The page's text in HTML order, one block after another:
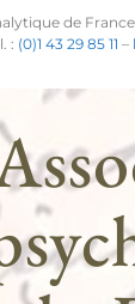
de
: (0)1 43 29 85 11 –